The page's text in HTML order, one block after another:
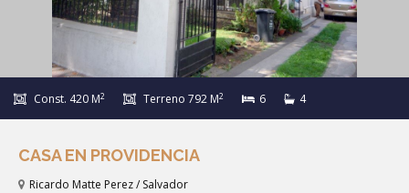
Const. 420 M2 Terreno 792 M2 6 4
CASA EN PROVIDENCIA
Ricardo Matte Perez / Salvador